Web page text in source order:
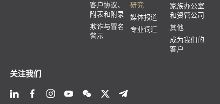
客户协议、
附表和附录
欺诈与冒名
警示
研究
媒体报道
专业词汇
家族办公室
和资管公司
其他
成为我们的
客户
关注我们